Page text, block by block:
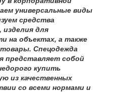
универсальные виды
средства
для
на объектах, а также
Спецодежда
представляет собой
купить
из качественных
со всеми нормами и